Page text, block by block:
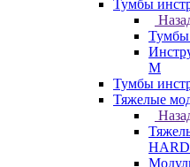
Тумбы
Тумбы
M
Тумбы
Тяжелые
HARD